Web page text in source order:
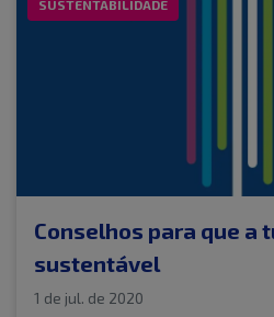
SUSTENTABILIDADE
Conselhos para que a
sustentável
1 de jul. de 2020